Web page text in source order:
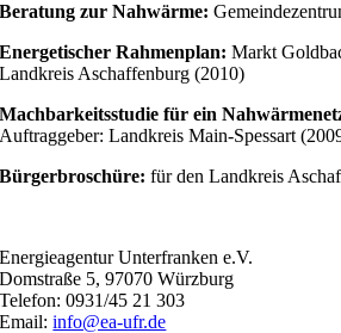
Beratung zur Nahwärme:
Energetischer Rahmenplan:Markt
Landkreis Aschaffenburg (2010)
Machbarkeitsstudie für ein
Auftraggeber: Landkreis Main-Spessart
Bürgerbroschüre:für den Landkreis
Energieagentur Unterfranken e.V.
Domstraße 5, 97070 Würzburg
Telefon: 0931/45 21 303
Email:info@ea-ufr.de